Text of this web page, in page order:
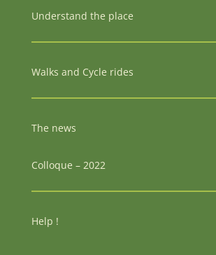
Understand the place
Walks and Cycle rides
The news
Colloque – 2022
Help !